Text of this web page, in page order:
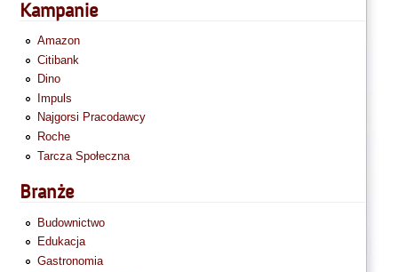
Kampanie
Amazon
Citibank
Dino
Impuls
Najgorsi Pracodawcy
Roche
Tarcza Społeczna
Branże
Budownictwo
Edukacja
Gastronomia